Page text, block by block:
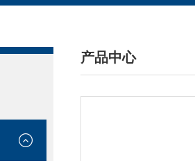
产品中心
/ PRODUCTS CENTER